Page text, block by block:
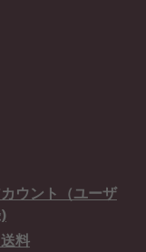
ウント（ユーザ
料